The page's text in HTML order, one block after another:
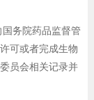
务院药品监督管
可或者完成生物
员会相关记录并